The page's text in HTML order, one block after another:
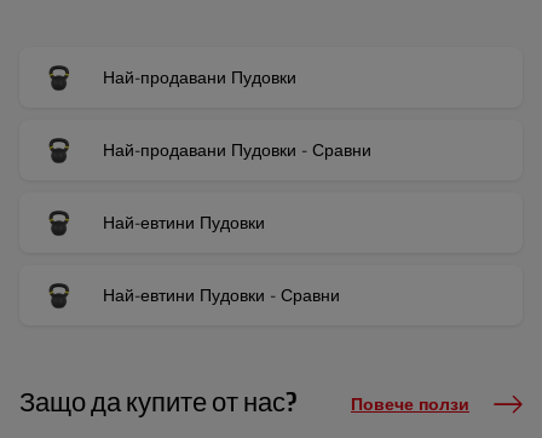
Най-продавани Пудовки
Най-продавани Пудовки - Сравни
Най-евтини Пудовки
Най-евтини Пудовки - Сравни
Защо да купите от нас? Повече ползи